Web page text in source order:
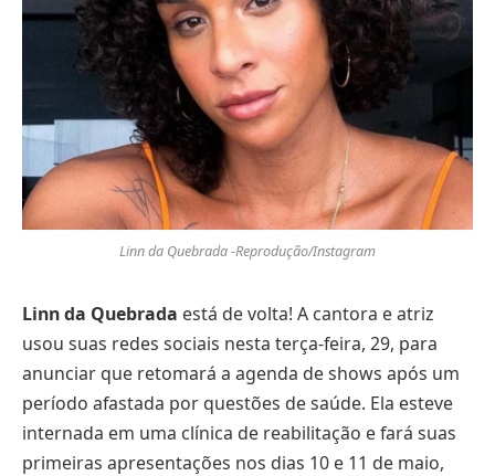
Linn da Quebrada -Reprodução/Instagram
Linn da Quebrada está de volta! A cantora e atriz
usou suas redes sociais nesta terça-feira, 29, para
anunciar que retomará a agenda de shows após um
período afastada por questões de saúde. Ela esteve
internada em uma clínica de reabilitação e fará suas
primeiras apresentações nos dias 10 e 11 de maio,